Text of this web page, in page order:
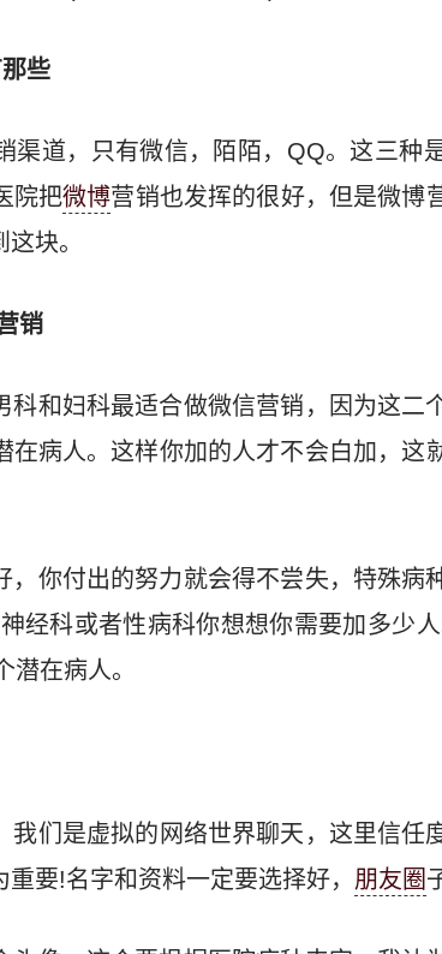
些
渠道，只有微信，陌陌，QQ。这三种
院把微博营销也发挥的很好，但是微博
块。
销
科和妇科最适合做微信营销，因为这二
在病人。这样你加的人才不会白加，这
，你付出的努力就会得不尝失，特殊病
经科或者性病科你想想你需要加多少
在病人。
我们是虚拟的网络世界聊天，这里信任
要!名字和资料一定要选择好， 朋友圈